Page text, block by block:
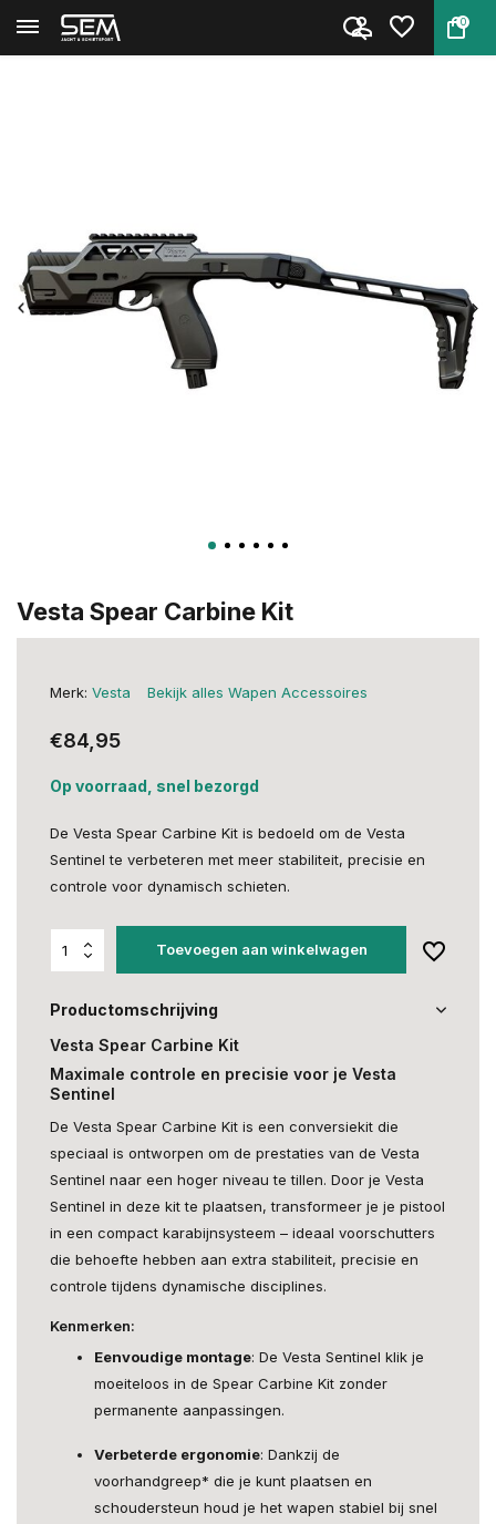
0
Terug Home
Vesta Spear Carbine Kit
Merk: Vesta Bekijk alles Wapen Accessoires
€84,95
Op voorraad, snel bezorgd
De Vesta Spear Carbine Kit is bedoeld om de Vesta
Sentinel te verbeteren met meer stabiliteit, precisie en
controle voor dynamisch schieten.
Toevoegen aan winkelwagen
Productomschrijving
Vesta Spear Carbine Kit
Maximale controle en precisie voor je Vesta
Sentinel
De Vesta Spear Carbine Kit is een conversiekit die
speciaal is ontworpen om de prestaties van de Vesta
Sentinel naar een hoger niveau te tillen. Door je Vesta
Sentinel in deze kit te plaatsen, transformeer je je pistool
in een compact karabijnsysteem – ideaal voorschutters
die behoefte hebben aan extra stabiliteit, precisie en
controle tijdens dynamische disciplines.
Kenmerken:
Eenvoudige montage: De Vesta Sentinel klik je
moeiteloos in de Spear Carbine Kit zonder
permanente aanpassingen.
Verbeterde ergonomie: Dankzij de
voorhandgreep* die je kunt plaatsen en
schoudersteun houd je het wapen stabiel bij snel